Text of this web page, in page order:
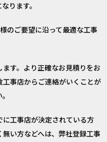
ります。
のご要望に沿って最適な工事
す。より正確なお見積りをお
事店からご連絡がいくことが
工事店が決定されている方
い方などへは、弊社登録工事